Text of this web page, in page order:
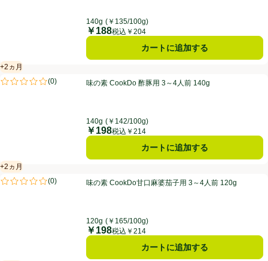
140g (￥135/100g)
価格
￥188税込￥204
カートに追加する
味の素 CookDo 酢豚用 3～4人前 140g
+2ヵ月
賞味・消費期限保証：2ヵ月
(0)
評価は0件のレビューで5点中0.0点。味の素 CookDo 酢豚用 3～4人前 140g
140g (￥142/100g)
価格
￥198税込￥214
カートに追加する
味の素 CookDo甘口麻婆茄子用 3～4人前 120g
+2ヵ月
賞味・消費期限保証：2ヵ月
(0)
評価は0件のレビューで5点中0.0点。味の素 CookDo甘口麻婆茄子用 3～4人前 120g
120g (￥165/100g)
価格
￥198税込￥214
カートに追加する